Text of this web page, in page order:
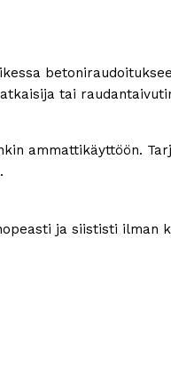
tai
ammattikäyttöön.
ja siististi ilman